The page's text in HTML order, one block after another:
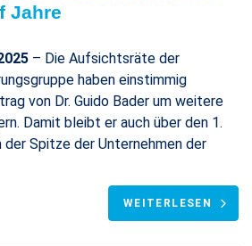
Jahre
– Die Aufsichtsräte der
haben einstimmig
von Dr. Guido Bader um weitere
Damit bleibt er auch über den 1.
der Spitze der Unternehmen der
WEITERLESEN